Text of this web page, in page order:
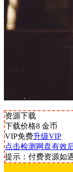
资源下载
下载价格8 金币
VIP免费升级VIP
点击检测网盘有效
提示：付费资源如